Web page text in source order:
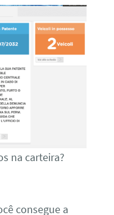
na carteira?
consegue a